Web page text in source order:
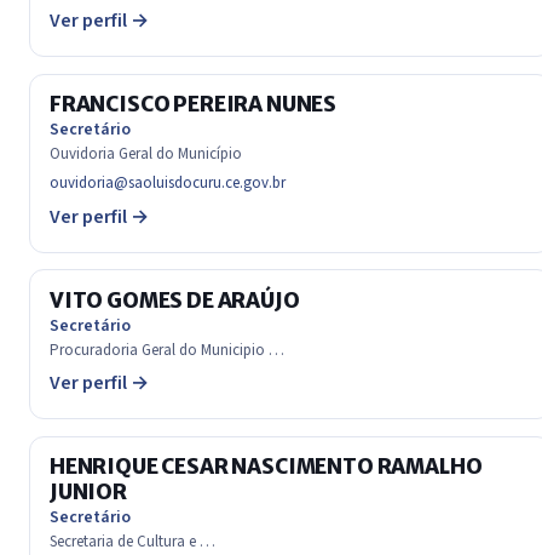
Ver perfil →
FRANCISCO PEREIRA NUNES
Secretário
Ouvidoria Geral do Município
ouvidoria@saoluisdocuru.ce.gov.br
Ver perfil →
VITO GOMES DE ARAÚJO
Secretário
Procuradoria Geral do Municipio …
Ver perfil →
HENRIQUE CESAR NASCIMENTO RAMALHO
JUNIOR
Secretário
Secretaria de Cultura e …